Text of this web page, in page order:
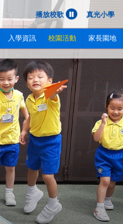
播放校歌 真光小學
入學資訊 校園活動 家長園地